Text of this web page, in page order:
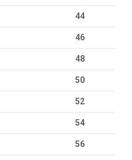
44
46
48
50
52
54
56